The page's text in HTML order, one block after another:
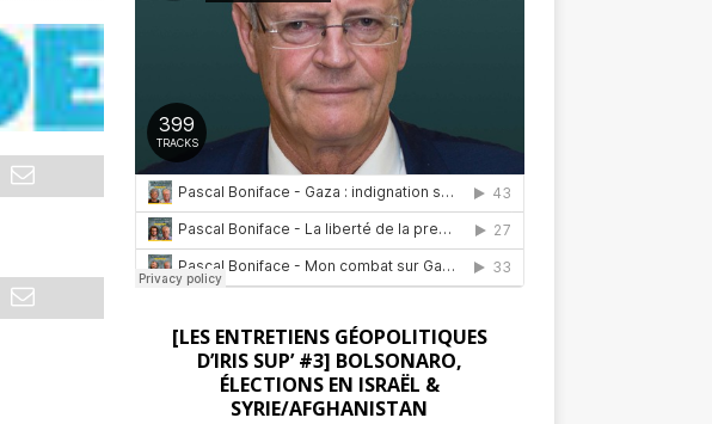
[LES ENTRETIENS GÉOPOLITIQUES
D’IRIS SUP’ #3] BOLSONARO,
ÉLECTIONS EN ISRAËL &
SYRIE/AFGHANISTAN